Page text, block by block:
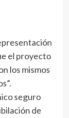
el proyecto
los mismos
seguro
de